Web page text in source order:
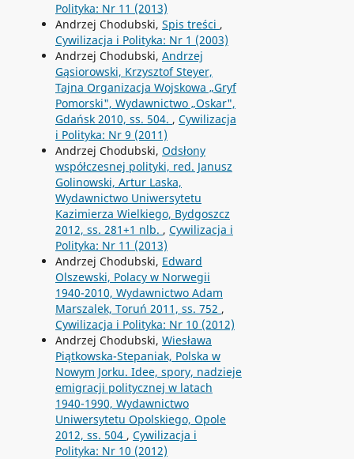
Polityka: Nr 11 (2013)
Andrzej Chodubski, Spis treści ,
Cywilizacja i Polityka: Nr 1 (2003)
Andrzej Chodubski, Andrzej
Gąsiorowski, Krzysztof Steyer,
Tajna Organizacja Wojskowa „Gryf
Pomorski", Wydawnictwo „Oskar",
Gdańsk 2010, ss. 504. , Cywilizacja
i Polityka: Nr 9 (2011)
Andrzej Chodubski, Odsłony
współczesnej polityki, red. Janusz
Golinowski, Artur Laska,
Wydawnictwo Uniwersytetu
Kazimierza Wielkiego, Bydgoszcz
2012, ss. 281+1 nlb. , Cywilizacja i
Polityka: Nr 11 (2013)
Andrzej Chodubski, Edward
Olszewski, Polacy w Norwegii
1940-2010, Wydawnictwo Adam
Marszalek, Toruń 2011, ss. 752 ,
Cywilizacja i Polityka: Nr 10 (2012)
Andrzej Chodubski, Wiesława
Piątkowska-Stepaniak, Polska w
Nowym Jorku. Idee, spory, nadzieje
emigracji politycznej w latach
1940-1990, Wydawnictwo
Uniwersytetu Opolskiego, Opole
2012, ss. 504 , Cywilizacja i
Polityka: Nr 10 (2012)